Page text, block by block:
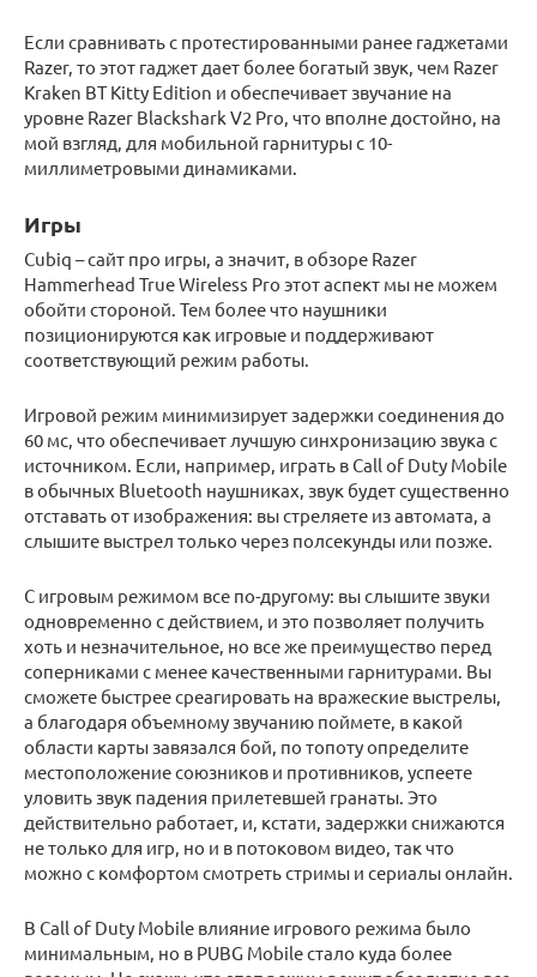
Если сравнивать с протестированными ранее гаджетами
Razer, то этот гаджет дает более богатый звук, чем Razer
Kraken BT Kitty Edition и обеспечивает звучание на
уровне Razer Blackshark V2 Pro, что вполне достойно, на
мой взгляд, для мобильной гарнитуры с 10-
миллиметровыми динамиками.
Игры
Cubiq – сайт про игры, а значит, в обзоре Razer
Hammerhead True Wireless Pro этот аспект мы не можем
обойти стороной. Тем более что наушники
позиционируются как игровые и поддерживают
соответствующий режим работы.
Игровой режим минимизирует задержки соединения до
60 мс, что обеспечивает лучшую синхронизацию звука с
источником. Если, например, играть в Call of Duty Mobile
в обычных Bluetooth наушниках, звук будет существенно
отставать от изображения: вы стреляете из автомата, а
слышите выстрел только через полсекунды или позже.
С игровым режимом все по-другому: вы слышите звуки
одновременно с действием, и это позволяет получить
хоть и незначительное, но все же преимущество перед
соперниками с менее качественными гарнитурами. Вы
сможете быстрее среагировать на вражеские выстрелы,
а благодаря объемному звучанию поймете, в какой
области карты завязался бой, по топоту определите
местоположение союзников и противников, успеете
уловить звук падения прилетевшей гранаты. Это
действительно работает, и, кстати, задержки снижаются
не только для игр, но и в потоковом видео, так что
можно с комфортом смотреть стримы и сериалы онлайн.
В Call of Duty Mobile влияние игрового режима было
минимальным, но в PUBG Mobile стало куда более